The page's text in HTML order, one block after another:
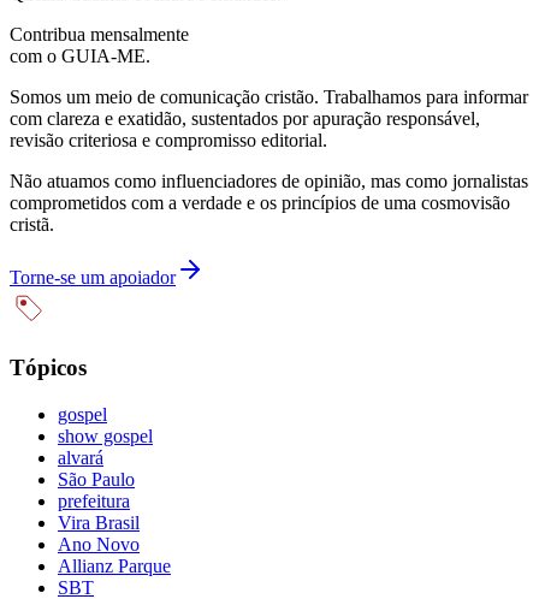
Contribua mensalmente
com o GUIA-ME.
Somos um meio de comunicação cristão. Trabalhamos para informar
com clareza e exatidão, sustentados por apuração responsável,
revisão criteriosa e compromisso editorial.
Não atuamos como influenciadores de opinião, mas como jornalistas
comprometidos com a verdade e os princípios de uma cosmovisão
cristã.
Torne-se um apoiador
Tópicos
gospel
show gospel
alvará
São Paulo
prefeitura
Vira Brasil
Ano Novo
Allianz Parque
SBT